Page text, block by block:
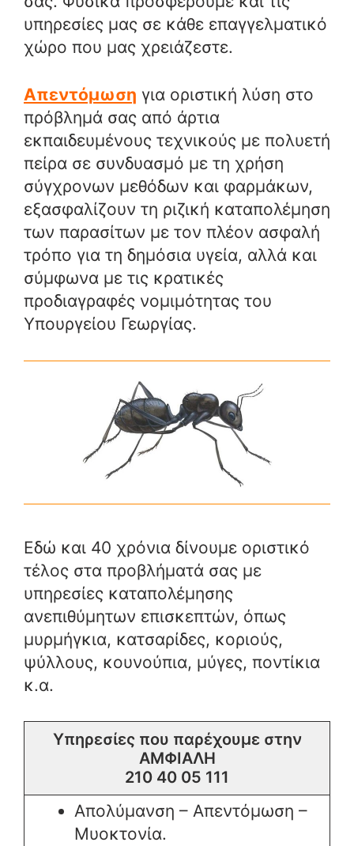
υπηρεσίες μας σε κάθε επαγγελματικό
χώρο που μας χρειάζεστε.
Απεντόμωση για οριστική λύση στο
πρόβλημά σας από άρτια
εκπαιδευμένους τεχνικούς με πολυετή
πείρα σε συνδυασμό με τη χρήση
σύγχρονων μεθόδων και φαρμάκων,
εξασφαλίζουν τη ριζική καταπολέμηση
των παρασίτων με τον πλέον ασφαλή
τρόπο για τη δημόσια υγεία, αλλά και
σύμφωνα με τις κρατικές
προδιαγραφές νομιμότητας του
Υπουργείου Γεωργίας.
Εδώ και 40 χρόνια δίνουμε οριστικό
τέλος στα προβλήματά σας με
υπηρεσίες καταπολέμησης
ανεπιθύμητων επισκεπτών, όπως
μυρμήγκια, κατσαρίδες, κοριούς,
ψύλλους, κουνούπια, μύγες, ποντίκια
κ.α.
Υπηρεσίες που παρέχουμε στην
ΑΜΦΙΑΛΗ
210 40 05 111
Απολύμανση – Απεντόμωση –
Μυοκτονία.